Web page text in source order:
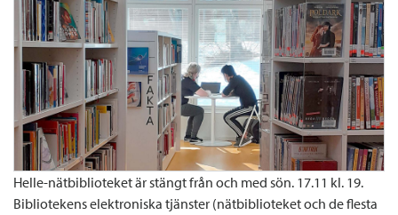
Helle-nätbiblioteket är stängt från och med sön. 17.11 kl. 19.
Bibliotekens elektroniska tjänster (nätbiblioteket och de flesta